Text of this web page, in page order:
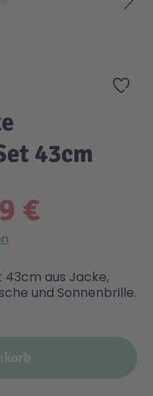
Zur
43cm
€
43cm aus Jacke,
und Sonnenbrille.